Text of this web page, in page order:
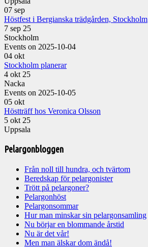
07 sep
Höstfest i Bergianska trädgården, Stockholm
7 sep 25
Stockholm
Events on 2025-10-04
04 okt
Stockholm planerar
4 okt 25
Nacka
Events on 2025-10-05
05 okt
Höstträff hos Veronica Olsson
5 okt 25
Uppsala
Pelargonbloggen
Från noll till hundra, och tvärtom
Beredskap för pelargonister
Trött på pelargoner?
Pelargonhöst
Pelargonsommar
Hur man minskar sin pelargonsamling
Nu börjar en blommande årstid
Nu är det vår!
Men man älskar dom ändå!